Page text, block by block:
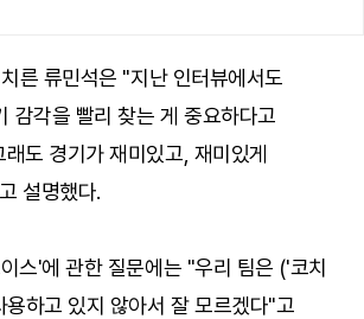
른 류민석은 "지난 인터뷰에서도
감각을 빨리 찾는 게 중요하다고
도 경기가 재미있고, 재미있게
설명했다.
스'에 관한 질문에는 "우리 팀은 ('코치
하고 있지 않아서 잘 모르겠다"고